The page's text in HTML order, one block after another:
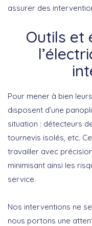
assurer des
Outils et
Pour mener à bien
disposent d’une
situation : détecteurs
tournevis isolés, etc.
travailler avec
minimisant ainsi les
service.
Nos interventions ne
nous portons une